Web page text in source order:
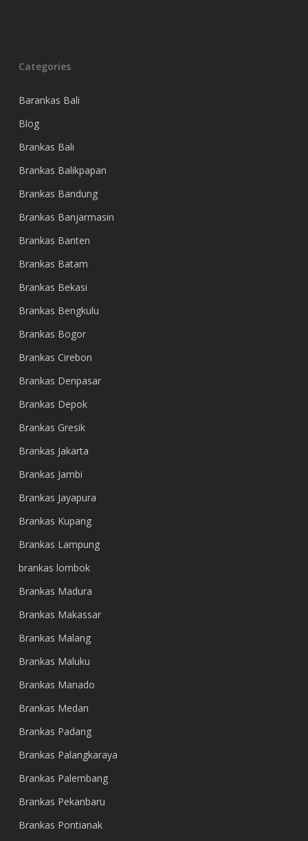
Categories
Barankas Bali
Blog
Brankas Bali
Brankas Balikpapan
Brankas Bandung
Brankas Banjarmasin
Brankas Banten
Brankas Batam
Brankas Bekasi
Brankas Bengkulu
Brankas Bogor
Brankas Cirebon
Brankas Denpasar
Brankas Depok
Brankas Gresik
Brankas Jakarta
Brankas Jambi
Brankas Jayapura
Brankas Kupang
Brankas Lampung
brankas lombok
Brankas Madura
Brankas Makassar
Brankas Malang
Brankas Maluku
Brankas Manado
Brankas Medan
Brankas Padang
Brankas Palangkaraya
Brankas Palembang
Brankas Pekanbaru
Brankas Pontianak